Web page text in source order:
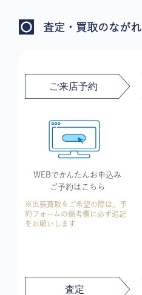
査定・買取のながれ
WEBでかんたんお申込み
ご予約はこちら
※出張買取をご希望の際は、予
約フォームの備考欄に必ず追記
をお願いします